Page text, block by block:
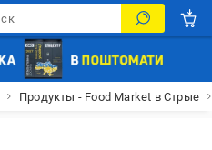
Продукты - Food Market в Стрые